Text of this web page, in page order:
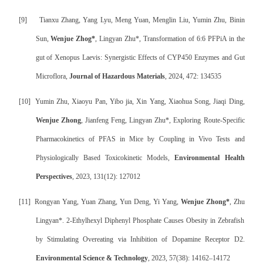
[9] Tianxu Zhang, Yang Lyu, Meng Yuan, Menglin Liu, Yumin Zhu, Binin
Sun,Wenjue Zhog*, Lingyan Zhu*, Transformation of 6:6 PFPiA in the
gut of Xenopus Laevis: Synergistic Effects of CYP450 Enzymes and Gut
Microflora, Journal of Hazardous Materials, 2024, 472: 134535
[10] Yumin Zhu, Xiaoyu Pan, Yibo jia, Xin Yang, Xiaohua Song, Jiaqi Ding,
Wenjue Zhong, Jianfeng Feng, Lingyan Zhu*, Exploring Route-Specific
Pharmacokinetics of PFAS in Mice by Coupling in Vivo Tests and
Physiologically Based Toxicokinetic Models,Environmental Health
Perspectives, 2023, 131(12): 127012
[11] Rongyan Yang, Yuan Zhang, Yun Deng, Yi Yang, Wenjue Zhong*, Zhu
Lingyan*. 2-Ethylhexyl Diphenyl Phosphate Causes Obesity in Zebrafish
by Stimulating Overeating via Inhibition of Dopamine Receptor D2.
Environmental Science & Technology, 2023, 57(38): 14162–14172